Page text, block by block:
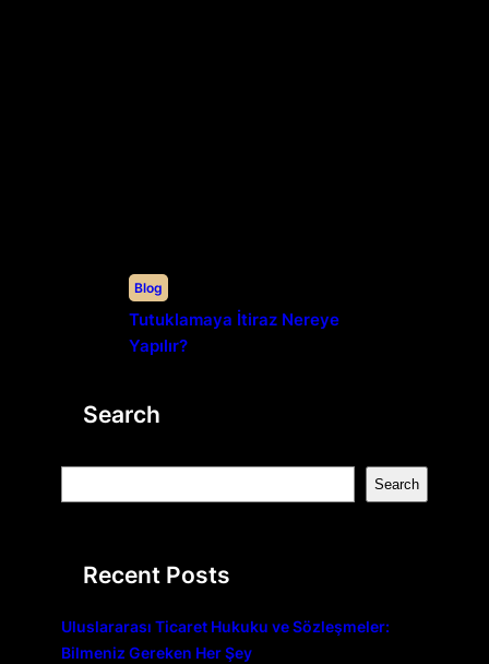
Blog
Tutuklamaya İtiraz Nereye
Yapılır?
Search
e
Search
Recent Posts
Uluslararası Ticaret Hukuku ve Sözleşmeler:
Bilmeniz Gereken Her Şey